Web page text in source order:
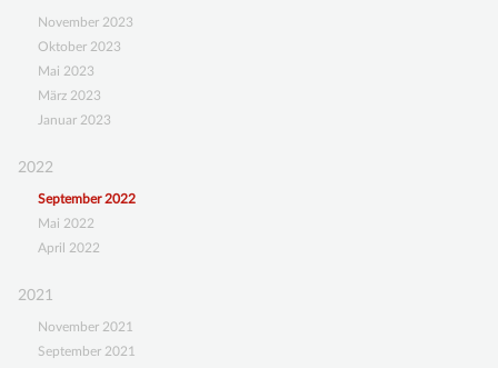
November 2023
Oktober 2023
Mai 2023
März 2023
Januar 2023
2022
September 2022
Mai 2022
April 2022
2021
November 2021
September 2021